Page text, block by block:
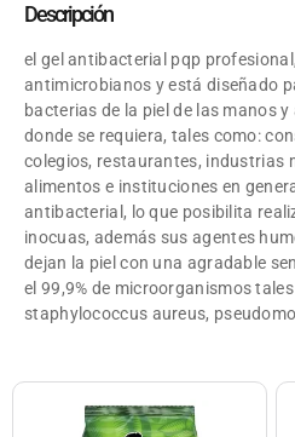
Descripción
el gel antibacterial pqp
antimicrobianos y está diseñado
bacterias de la piel de las manos
donde se requiera, tales como:
colegios, restaurantes, industrias
alimentos e instituciones en
antibacterial, lo que posibilita
inocuas, además sus agentes
dejan la piel con una agradable
el 99,9% de microorganismos
staphylococcus aureus,